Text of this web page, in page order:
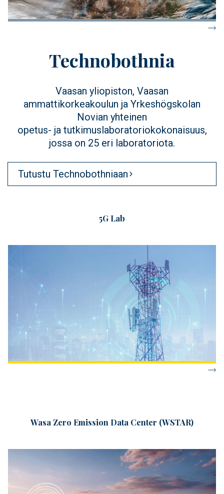
Technobothnia
Vaasan yliopiston, Vaasan
ammattikorkeakoulun ja Yrkeshögskolan
Novian yhteinen
opetus- ja tutkimuslaboratoriokokonaisuus,
jossa on 25 eri laboratoriota.
Tutustu Technobothniaan
5G Lab
Wasa Zero Emission Data Center (WSTAR)